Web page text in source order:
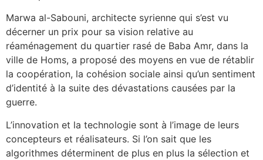
Marwa al-Sabouni, architecte syrienne qui s’est vu
décerner un prix pour sa vision relative au
réaménagement du quartier rasé de Baba Amr, dans la
ville de Homs, a proposé des moyens en vue de rétablir
la coopération, la cohésion sociale ainsi qu’un sentiment
d’identité à la suite des dévastations causées par la
guerre.
L’innovation et la technologie sont à l’image de leurs
concepteurs et réalisateurs. Si l’on sait que les
algorithmes déterminent de plus en plus la sélection et